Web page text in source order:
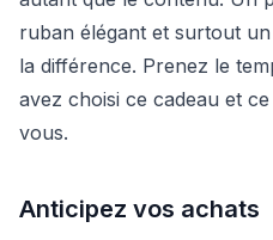
ruban élégant et surtout
la différence. Prenez le
avez choisi ce cadeau et
vous.
Anticipez vos achats